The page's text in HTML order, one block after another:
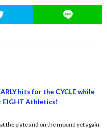
hits for the CYCLE while
EIGHT Athletics!
the plate and on the mound yet again.